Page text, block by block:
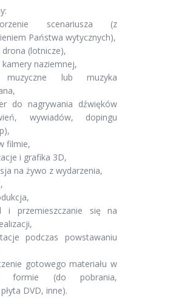
scenariusza (z
Państwa wytycznych),
drona (lotnicze),
kamery naziemnej,
lub muzyka
do nagrywania dźwięków
wywiadów, dopingu
filmie,
i grafika 3D,
na żywo z wydarzenia,
i przemieszczanie się na
podczas powstawaniu
gotowego materiału w
formie (do pobrania,
DVD, inne).